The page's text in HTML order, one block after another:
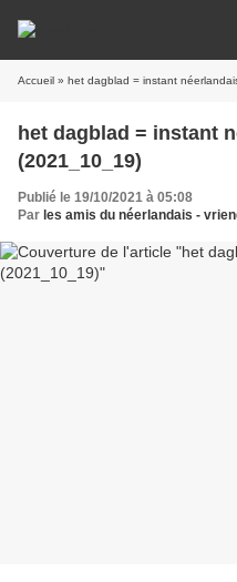
Accueil » het dagblad = instant
het dagblad = instant
(2021_10_19)
Publié le 19/10/2021 à 05:08
Par les amis du néerlandais -